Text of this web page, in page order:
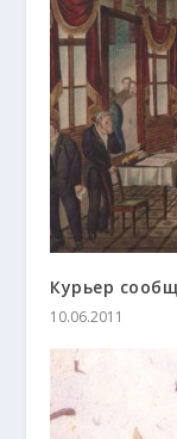
Курьер
10.06.2011